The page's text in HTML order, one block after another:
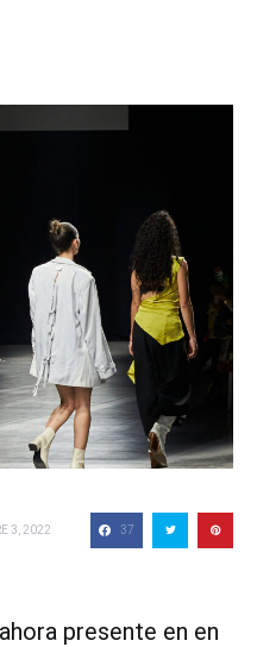
3, 2022 37
presente en en